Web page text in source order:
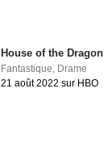
House of the Dragon
Fantastique, Drame
21 août 2022 sur HBO